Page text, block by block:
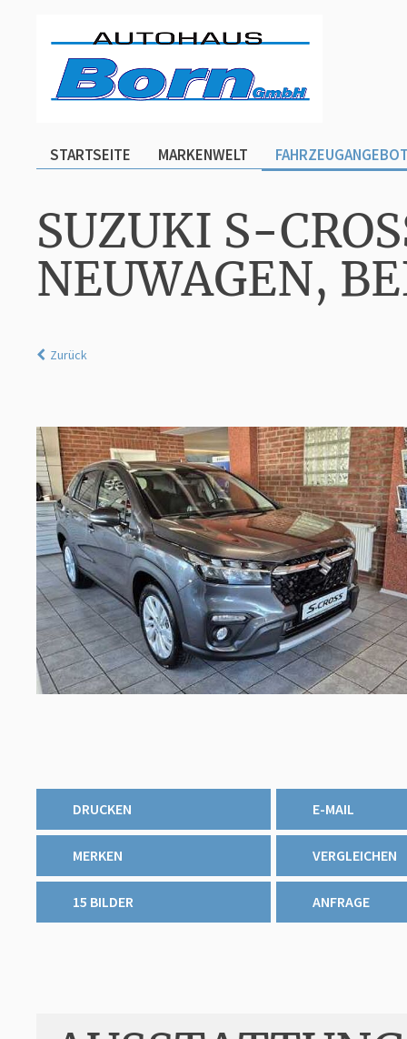
STARTSEITE MARKENWELT
SUZUKI S-
NEUWAGEN,
Zurück
DRUCKEN E-MAIL
MERKEN VERGLEICHEN
15 BILDER ANFRAGE